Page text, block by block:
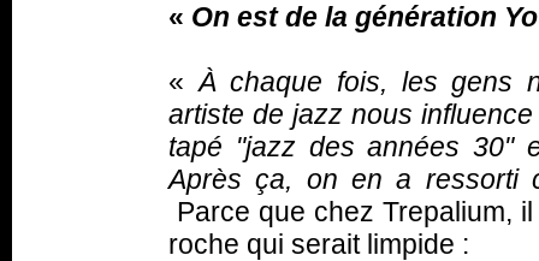
« On est de la génération
«À chaque fois, les gens
artiste de jazz nous
tapé "jazz des années 30"
Après ça, on en a ressorti
Parce que chez Trepalium,
roche qui serait limpide :